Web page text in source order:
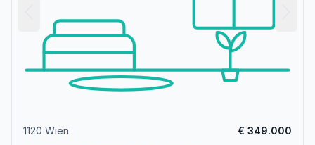
1120 Wien € 349.000